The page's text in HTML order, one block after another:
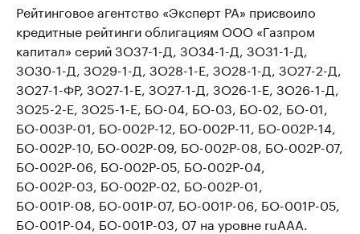
Рейтинговое агентство «Эксперт РА» присвоило
кредитные рейтинги облигациям ООО «Газпром
капитал» серий ЗО37-1-Д, ЗО34-1-Д, ЗО31-1-Д,
ЗО30-1-Д, ЗО29-1-Д, ЗО28-1-E, ЗО28-1-Д, ЗО27-2-Д,
ЗО27-1-ФР, ЗО27-1-Е, ЗО27-1-Д, ЗО26-1-Е, ЗО26-1-Д,
ЗО25-2-Е, ЗО25-1-Е, БО-04, БО-03, БО-02, БО-01,
БО-003Р-01, БО-002Р-12, БО-002Р-11, БО-002Р-14,
БО-002Р-10, БО-002Р-09, БО-002Р-08, БО-002Р-07,
БО-002Р-06, БО-002Р-05, БО-002Р-04,
БО-002Р-03, БО-002Р-02, БО-002Р-01,
БО-001Р-08, БО-001Р-07, БО-001Р-06, БО-001Р-05,
БО-001Р-04, БО-001Р-03, 07 на уровне ruAAA.